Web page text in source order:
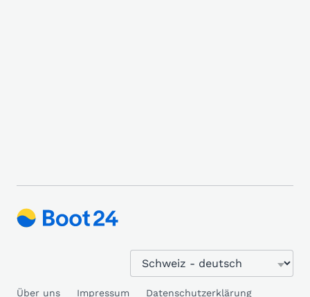
Über uns Impressum Datenschutzerklärung